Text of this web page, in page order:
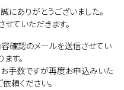
ありがとうございました。
ていただきます。
確認のメールを送信させてい
す。
手数ですが再度お申込みいた
頼ください。